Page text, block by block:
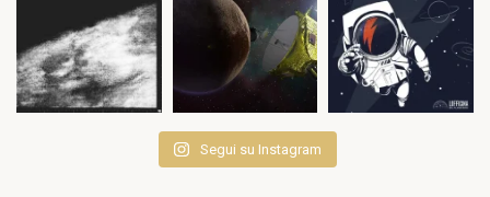
Segui su Instagram